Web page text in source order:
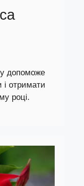
допоможе
і отримати
році.